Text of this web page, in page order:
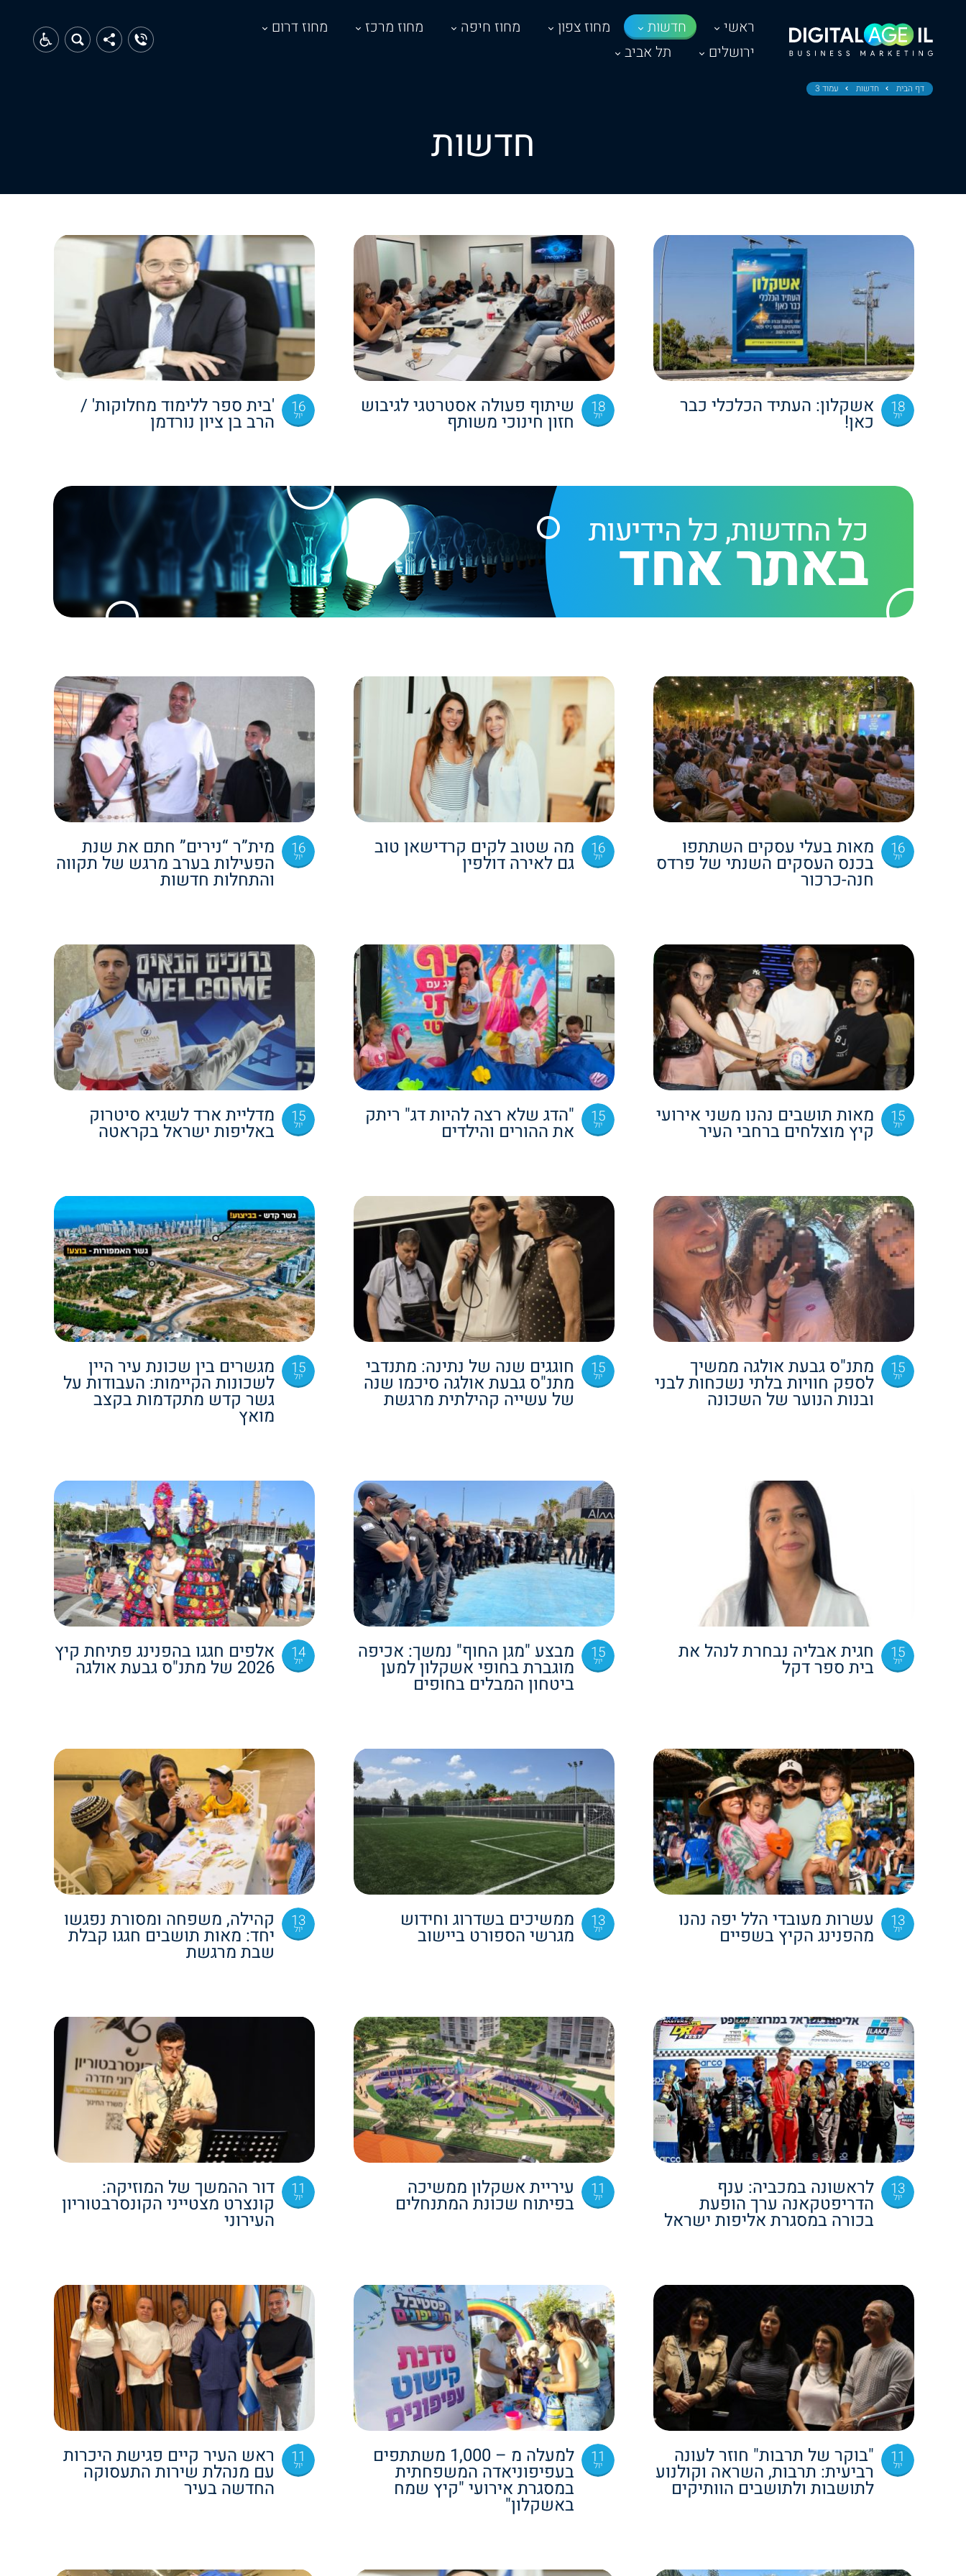
ראשי חדשות מחוז צפון מחוז חיפה מחוז מרכז
מחוז דרום
ירושלים
תל אביב
דף הבית חדשות עמוד 3
חדשות
18
יול אשקלון: העתיד הכלכלי כבר
כאן!
18
יול שיתוף פעולה אסטרטגי לגיבוש
חזון חינוכי משותף
16
יול 'בית ספר ללימוד מחלוקות' /
הרב בן ציון נורדמן
16
יול מאות בעלי עסקים השתתפו
בכנס העסקים השנתי של פרדס
חנה-כרכור
16
יול מה שטוב לקים קרדישאן טוב
גם לאירה דולפין
16
יול מית”ר “נירים” חתם את שנת
הפעילות בערב מרגש של תקווה
והתחלות חדשות
15
יול מאות תושבים נהנו משני אירועי
קיץ מוצלחים ברחבי העיר
15
יול "הדג שלא רצה להיות דג" ריתק
את ההורים והילדים
15
יול מדליית ארד לשגיא סיטרוק
באליפות ישראל בקראטה
15
יול מתנ"ס גבעת אולגה ממשיך
לספק חוויות בלתי נשכחות לבני
ובנות הנוער של השכונה
15
יול חוגגים שנה של נתינה: מתנדבי
מתנ"ס גבעת אולגה סיכמו שנה
של עשייה קהילתית מרגשת
15
יול מגשרים בין שכונת עיר היין
לשכונות הקיימות: העבודות על
גשר קדש מתקדמות בקצב
מואץ
15
יול חגית אבליה נבחרת לנהל את
בית ספר דקל
15
יול מבצע "מגן החוף" נמשך: אכיפה
מוגברת בחופי אשקלון למען
ביטחון המבלים בחופים
14
יול אלפים חגגו בהפנינג פתיחת קיץ
2026 של מתנ"ס גבעת אולגה
13
יול עשרות מעובדי הלל יפה נהנו
מהפנינג הקיץ בשפיים
13
יול ממשיכים בשדרוג וחידוש
מגרשי הספורט ביישוב
13
יול קהילה, משפחה ומסורת נפגשו
יחד: מאות תושבים חגגו קבלת
שבת מרגשת
13
יול לראשונה במכביה: ענף
הדריפטקאנה ערך הופעת
בכורה במסגרת אליפות ישראל
11
יול עיריית אשקלון ממשיכה
בפיתוח שכונת המתנחלים
11
יול דור ההמשך של המוזיקה:
קונצרט מצטייני הקונסרבטוריון
העירוני
11
יול "בוקר של תרבות" חוזר לעונה
רביעית: תרבות, השראה וקולנוע
לתושבות ולתושבים הוותיקים
11
יול למעלה מ – 1,000 משתתפים
בעפיפוניאדה המשפחתית
במסגרת אירועי "קיץ שמח
באשקלון"
11
יול ראש העיר קיים פגישת היכרות
עם מנהלת שירות התעסוקה
החדשה בעיר